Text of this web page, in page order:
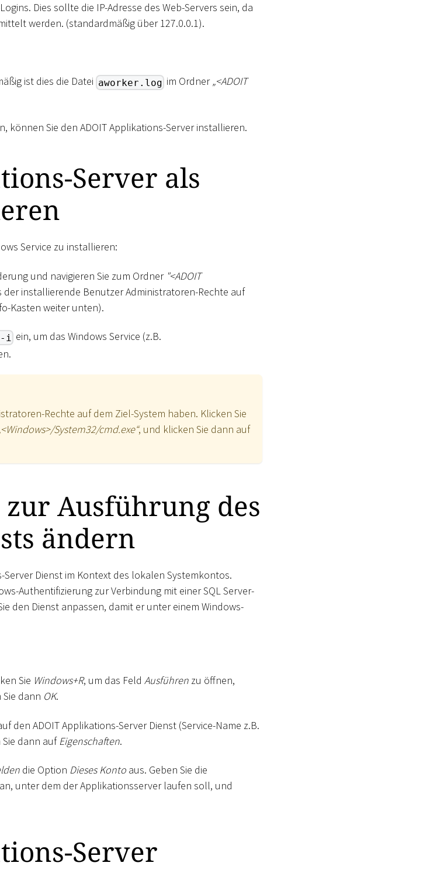
Dies sollte die IP-Adresse des Web-Servers sein, da
werden. (standardmäßig über 127.0.0.1).
ist dies die Datei aworker.log im Ordner„<ADOIT
können Sie den ADOIT Applikations-Server installieren.
Server als
Service zu installieren:
und navigieren Sie zum Ordner "<ADOIT
der installierende Benutzer Administratoren-Rechte auf
Kasten weiter unten).
-i
ein, um das Windows Service (z.B.
Rechte auf dem Ziel-System haben. Klicken Sie
<Windows>/System32/cmd.exe“, und klicken Sie dann auf
Ausführung des
ändern
Dienst im Kontext des lokalen Systemkontos.
Authentifizierung zur Verbindung mit einer SQL Server-
den Dienst anpassen, damit er unter einem Windows-
Sie Windows+R, um das Feld Ausführen zu öffnen,
dann OK.
den ADOIT Applikations-Server Dienst (Service-Name z.B.
dann aufEigenschaften.
die Option Dieses Konto aus. Geben Sie die
unter dem der Applikationsserver laufen soll, und
Server